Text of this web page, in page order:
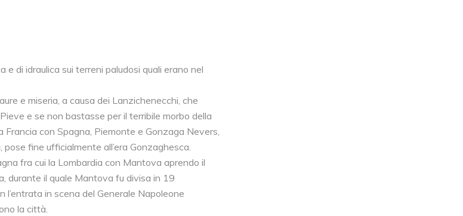
di idraulica sui terreni paludosi quali erano nel
e miseria, a causa dei Lanzichenecchi, che
e se non bastasse per il terribile morbo della
con Spagna, Piemonte e Gonzaga Nevers,
fine ufficialmente all’era Gonzaghesca.
fra cui la Lombardia con Mantova aprendo il
durante il quale Mantova fu divisa in 19
in scena del Generale Napoleone
la città.